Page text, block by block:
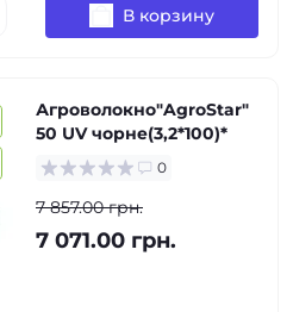
В корзину
Агроволокно"AgroStar"
50 UV чорне(3,2*100)*
0
7 857.00 грн.
7 071.00 грн.